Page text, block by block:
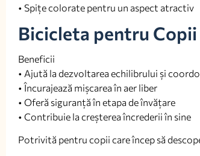
• Spițe colorate pentru un aspect atractiv
Bicicleta pentru
Beneficii
• Ajută la dezvoltarea echilibrului și
• Încurajează mișcarea în aer liber
• Oferă siguranță în etapa de învățare
• Contribuie la creșterea încrederii în sine
Potrivită pentru copii care încep să